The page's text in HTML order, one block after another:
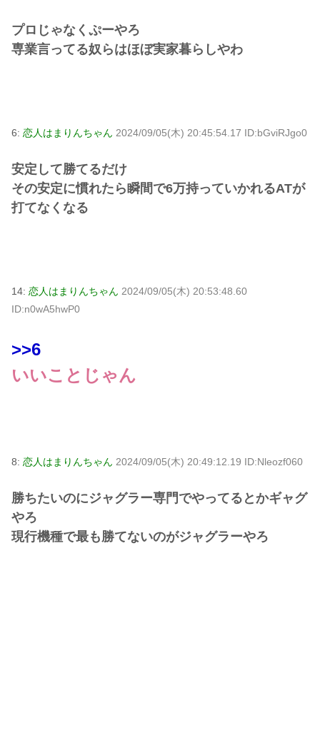
プロじゃなくぷーやろ
専業言ってる奴らはほぼ実家暮らしやわ
6: 恋人はまりんちゃん 2024/09/05(木) 20:45:54.17 ID:bGviRJgo0
安定して勝てるだけ
その安定に慣れたら瞬間で6万持っていかれるATが
打てなくなる
14: 恋人はまりんちゃん 2024/09/05(木) 20:53:48.60
ID:n0wA5hwP0
>>6
いいことじゃん
8: 恋人はまりんちゃん 2024/09/05(木) 20:49:12.19 ID:Nleozf060
勝ちたいのにジャグラー専門でやってるとかギャグ
やろ
現行機種で最も勝てないのがジャグラーやろ